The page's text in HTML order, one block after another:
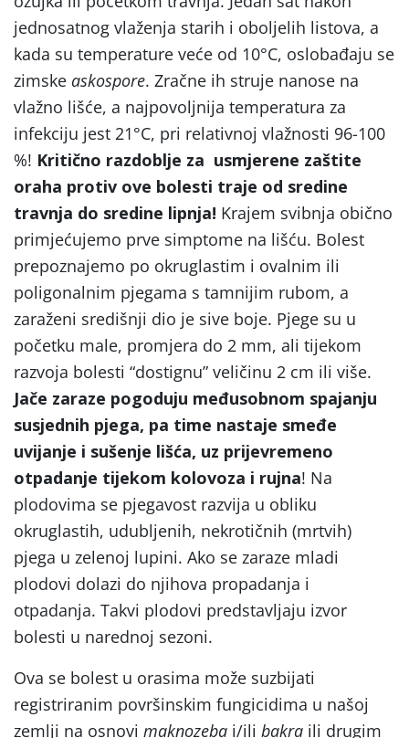
jednosatnog vlaženja starih i oboljelih listova, a
kada su temperature veće od 10°C, oslobađaju se
zimske askospore. Zračne ih struje nanose na
vlažno lišće, a najpovoljnija temperatura za
infekciju jest 21°C, pri relativnoj vlažnosti 96-100
%! Kritično razdoblje za usmjerene zaštite
oraha protiv ove bolesti traje od sredine
travnja do sredine lipnja! Krajem svibnja obično
primjećujemo prve simptome na lišću. Bolest
prepoznajemo po okruglastim i ovalnim ili
poligonalnim pjegama s tamnijim rubom, a
zaraženi središnji dio je sive boje. Pjege su u
početku male, promjera do 2 mm, ali tijekom
razvoja bolesti “dostignu” veličinu 2 cm ili više.
Jače zaraze pogoduju međusobnom spajanju
susjednih pjega, pa time nastaje smeđe
uvijanje i sušenje lišća, uz prijevremeno
otpadanje tijekom kolovoza i rujna! Na
plodovima se pjegavost razvija u obliku
okruglastih, udubljenih, nekrotičnih (mrtvih)
pjega u zelenoj lupini. Ako se zaraze mladi
plodovi dolazi do njihova propadanja i
otpadanja. Takvi plodovi predstavljaju izvor
bolesti u narednoj sezoni.
Ova se bolest u orasima može suzbijati
registriranim površinskim fungicidima u našoj
zemlji na osnovi maknozeba i/ili bakra ili drugim